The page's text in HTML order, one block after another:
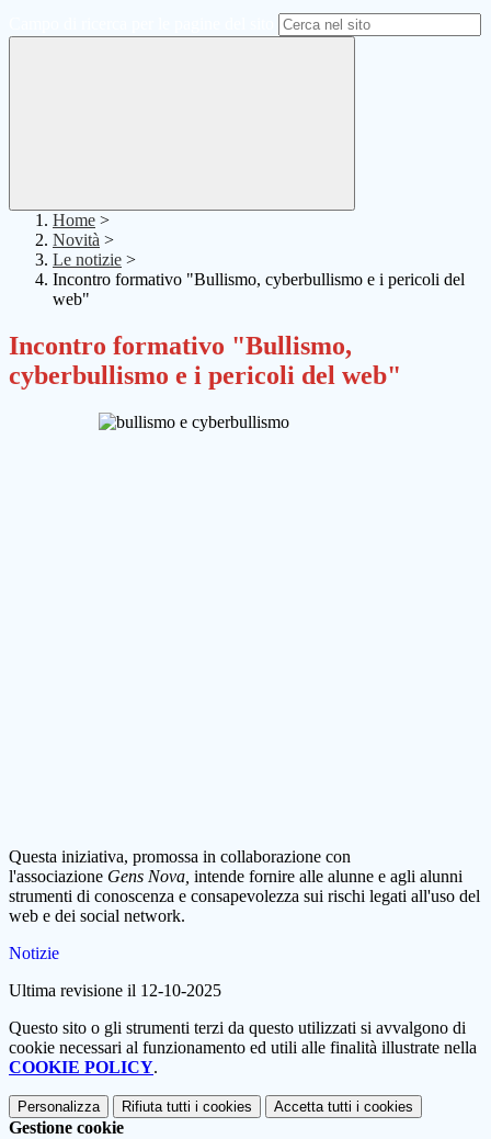
Home >
Novità >
Le notizie >
Incontro formativo "Bullismo, cyberbullismo e i pericoli del
web"
Incontro formativo "Bullismo,
cyberbullismo e i pericoli del web"
Questa iniziativa, promossa in collaborazione con
l'associazione Gens Nova, intende fornire alle alunne e agli alunni
strumenti di conoscenza e consapevolezza sui rischi legati all'uso del
web e dei social network.
Notizie
Ultima revisione il 12-10-2025
Questo sito o gli strumenti terzi da questo utilizzati si avvalgono di
cookie necessari al funzionamento ed utili alle finalità illustrate nella
COOKIE POLICY.
Personalizza Rifiuta tutti i cookies Accetta tutti i cookies
Gestione cookie